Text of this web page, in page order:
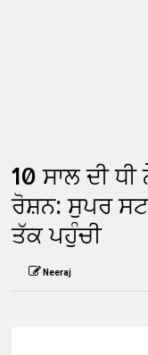
10 ਸਾਲ ਦੀ ਧੀ
ਰੋਸ਼ਨ: ਸੁਪਰ
ਤੱਕ ਪਹੁੰਚੀ
Neeraj